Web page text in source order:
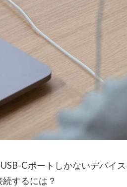
Cポートしかないデバイ
するには？